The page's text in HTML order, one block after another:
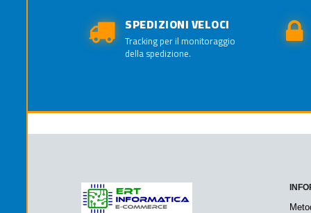
SPEDIZIONI VELOCI
Tracking per il monitoraggio
della spedizione.